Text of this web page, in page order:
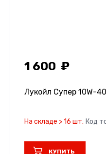
1 600
Лукойл Супер 10W-
На складе > 16 шт. Код
КУПИТЬ